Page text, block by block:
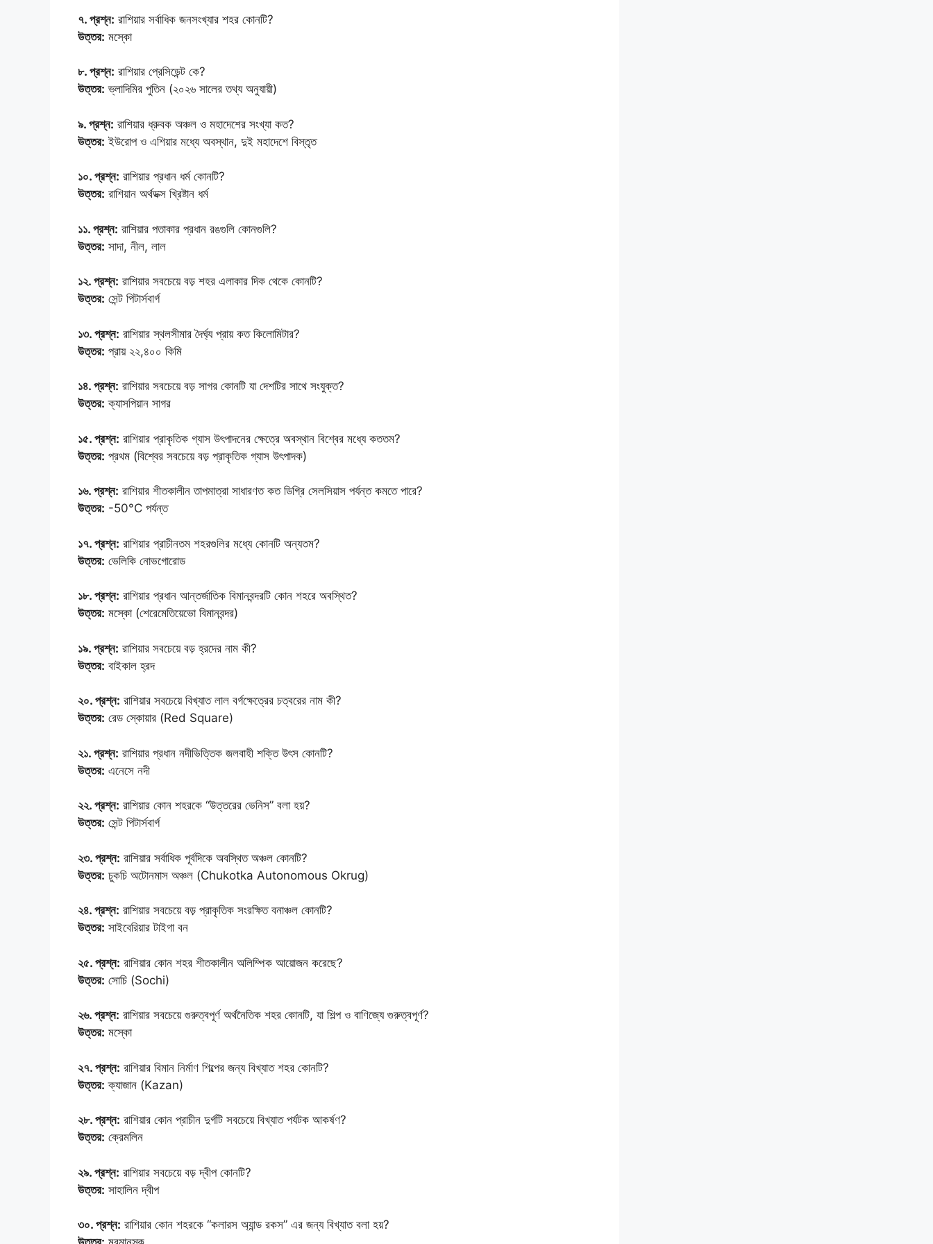
৭. প্রশ্ন: রাশিয়ার সর্বাধিক জনসংখ্যার শহর কোনটি?
উত্তর: মস্কো
৮. প্রশ্ন: রাশিয়ার প্রেসিডেন্ট কে?
উত্তর: ভ্লাদিমির পুতিন (২০২৬ সালের তথ্য অনুযায়ী)
৯. প্রশ্ন: রাশিয়ার ধ্রুবক অঞ্চল ও মহাদেশের সংখ্যা কত?
উত্তর: ইউরোপ ও এশিয়ার মধ্যে অবস্থান, দুই মহাদেশে বিস্তৃত
১০. প্রশ্ন: রাশিয়ার প্রধান ধর্ম কোনটি?
উত্তর: রাশিয়ান অর্থডক্স খ্রিষ্টান ধর্ম
১১. প্রশ্ন: রাশিয়ার পতাকার প্রধান রঙগুলি কোনগুলি?
উত্তর: সাদা, নীল, লাল
১২. প্রশ্ন: রাশিয়ার সবচেয়ে বড় শহর এলাকার দিক থেকে কোনটি?
উত্তর: সেন্ট পিটার্সবার্গ
১৩. প্রশ্ন: রাশিয়ার স্থলসীমার দৈর্ঘ্য প্রায় কত কিলোমিটার?
উত্তর: প্রায় ২২,৪০০ কিমি
১৪. প্রশ্ন: রাশিয়ার সবচেয়ে বড় সাগর কোনটি যা দেশটির সাথে সংযুক্ত?
উত্তর: ক্যাসপিয়ান সাগর
১৫. প্রশ্ন: রাশিয়ার প্রাকৃতিক গ্যাস উৎপাদনের ক্ষেত্রে অবস্থান বিশ্বের মধ্যে কততম?
উত্তর: প্রথম (বিশ্বের সবচেয়ে বড় প্রাকৃতিক গ্যাস উৎপাদক)
১৬. প্রশ্ন: রাশিয়ার শীতকালীন তাপমাত্রা সাধারণত কত ডিগ্রি সেলসিয়াস পর্যন্ত কমতে পারে?
উত্তর: -50°C পর্যন্ত
১৭. প্রশ্ন: রাশিয়ার প্রাচীনতম শহরগুলির মধ্যে কোনটি অন্যতম?
উত্তর: ভেলিকি নোভগোরোড
১৮. প্রশ্ন: রাশিয়ার প্রধান আন্তর্জাতিক বিমানবন্দরটি কোন শহরে অবস্থিত?
উত্তর: মস্কো (শেরেমেতিয়েভো বিমানবন্দর)
১৯. প্রশ্ন: রাশিয়ার সবচেয়ে বড় হ্রদের নাম কী?
উত্তর: বাইকাল হ্রদ
২০. প্রশ্ন: রাশিয়ার সবচেয়ে বিখ্যাত লাল বর্গক্ষেত্রের চত্বরের নাম কী?
উত্তর: রেড স্কোয়ার (Red Square)
২১. প্রশ্ন: রাশিয়ার প্রধান নদীভিত্তিক জলবাহী শক্তি উৎস কোনটি?
উত্তর: এনেসে নদী
২২. প্রশ্ন: রাশিয়ার কোন শহরকে “উত্তরের ভেনিস” বলা হয়?
উত্তর: সেন্ট পিটার্সবার্গ
২৩. প্রশ্ন: রাশিয়ার সর্বাধিক পূর্বদিকে অবস্থিত অঞ্চল কোনটি?
উত্তর: চুকচি অটোনমাস অঞ্চল (Chukotka Autonomous Okrug)
২৪. প্রশ্ন: রাশিয়ার সবচেয়ে বড় প্রাকৃতিক সংরক্ষিত বনাঞ্চল কোনটি?
উত্তর: সাইবেরিয়ার টাইগা বন
২৫. প্রশ্ন: রাশিয়ার কোন শহর শীতকালীন অলিম্পিক আয়োজন করেছে?
উত্তর: সোচি (Sochi)
২৬. প্রশ্ন: রাশিয়ার সবচেয়ে গুরুত্বপূর্ণ অর্থনৈতিক শহর কোনটি, যা শিল্প ও বাণিজ্যে গুরুত্বপূর্ণ?
উত্তর: মস্কো
২৭. প্রশ্ন: রাশিয়ার বিমান নির্মাণ শিল্পের জন্য বিখ্যাত শহর কোনটি?
উত্তর: ক্যাজান (Kazan)
২৮. প্রশ্ন: রাশিয়ার কোন প্রাচীন দুর্গটি সবচেয়ে বিখ্যাত পর্যটক আকর্ষণ?
উত্তর: ক্রেমলিন
২৯. প্রশ্ন: রাশিয়ার সবচেয়ে বড় দ্বীপ কোনটি?
উত্তর: সাহালিন দ্বীপ
৩০. প্রশ্ন: রাশিয়ার কোন শহরকে “কলারস অ্যান্ড রকস” এর জন্য বিখ্যাত বলা হয়?